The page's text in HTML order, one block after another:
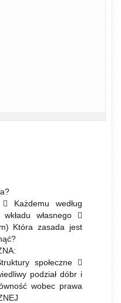
Każdemu według
własnego 
Która zasada jest
społeczne 
podział dóbr i
wobec prawa